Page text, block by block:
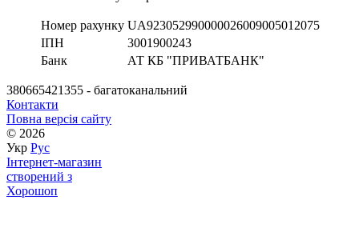
Номер рахунку UA923052990000026009005012075
ІПН
3001900243
Банк
АТ КБ "ПРИВАТБАНК"
380665421355 - багатоканальний
Контакти
Повна версія сайту
© 2026
Укр Рус
Інтернет-магазин
створений з
Хорошоп